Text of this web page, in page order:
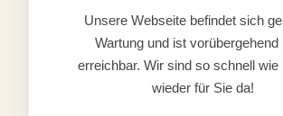
Unsere Webseite befindet sich
Wartung und ist vorübergehend
erreichbar. Wir sind so schnell wie
wieder für Sie da!